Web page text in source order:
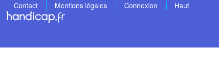
Contact Mentions légales Connexion Haut